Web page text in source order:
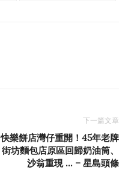
下一篇文章
快樂餅店灣仔重開！45年老牌
街坊麵包店原區回歸奶油筒、
沙翁重現 … – 星島頭條